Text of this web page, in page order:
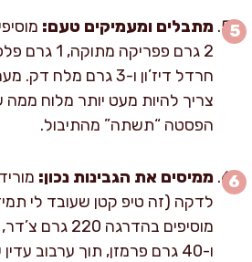
מתבלים ומעמיקים טעם:
חרדל דיז’ון ו-3 גרם
צריך להיות מעט יותר מלוח
הפסטה “תשתה” מהתיבול.
ממיסים את הגבינות נכון:
לדקה (זה טיפ קטן שעובד לי
ו-40 גרם פרמזן, תוך ערבוב